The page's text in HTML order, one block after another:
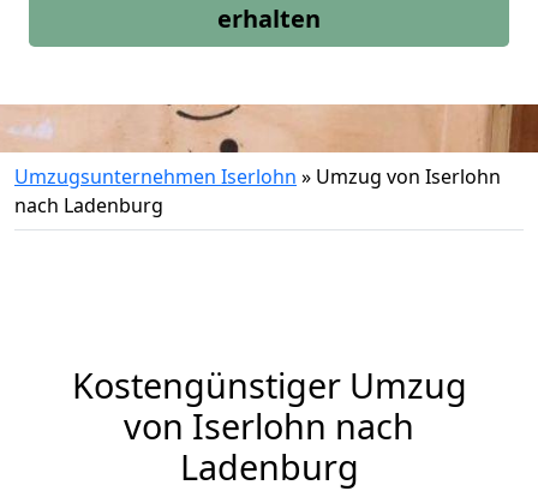
erhalten
Umzugsunternehmen Iserlohn » Umzug von Iserlohn
nach Ladenburg
Kostengünstiger Umzug
von Iserlohn nach
Ladenburg